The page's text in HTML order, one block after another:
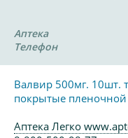
Аптека
Телефон
Валвир 500мг. 10шт.
покрытые
Аптека Легко